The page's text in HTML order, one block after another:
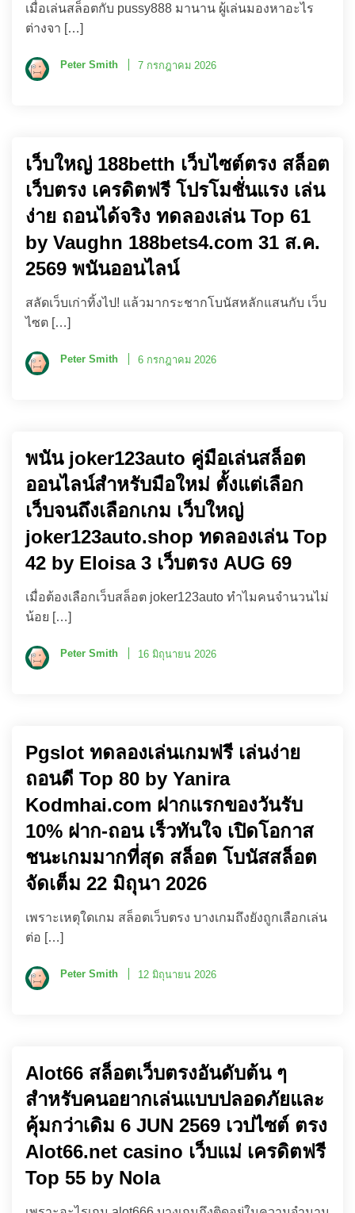
เมื่อเล่นสล็อตกับ pussy888 มานาน ผู้เล่นมองหาอะไร
ต่างจา […]
Peter Smith 7 กรกฎาคม 2026
เว็บใหญ่ 188betth เว็บไซต์ตรง สล็อต
เว็บตรง เครดิตฟรี โปรโมชั่นแรง เล่น
ง่าย ถอนได้จริง ทดลองเล่น Top 61
by Vaughn 188bets4.com 31 ส.ค.
2569 พนันออนไลน์
สลัดเว็บเก่าทิ้งไป! แล้วมากระชากโบนัสหลักแสนกับ เว็บ
ไซต […]
Peter Smith 6 กรกฎาคม 2026
พนัน joker123auto คู่มือเล่นสล็อต
ออนไลน์สำหรับมือใหม่ ตั้งแต่เลือก
เว็บจนถึงเลือกเกม เว็บใหญ่
joker123auto.shop ทดลองเล่น Top
42 by Eloisa 3 เว็บตรง AUG 69
เมื่อต้องเลือกเว็บสล็อต joker123auto ทำไมคนจำนวนไม่
น้อย […]
Peter Smith 16 มิถุนายน 2026
Pgslot ทดลองเล่นเกมฟรี เล่นง่าย
ถอนดี Top 80 by Yanira
Kodmhai.com ฝากแรกของวันรับ
10% ฝาก-ถอน เร็วทันใจ เปิดโอกาส
ชนะเกมมากที่สุด สล็อต โบนัสสล็อต
จัดเต็ม 22 มิถุนา 2026
เพราะเหตุใดเกม สล็อตเว็บตรง บางเกมถึงยังถูกเลือกเล่น
ต่อ […]
Peter Smith 12 มิถุนายน 2026
Alot66 สล็อตเว็บตรงอันดับต้น ๆ
สำหรับคนอยากเล่นแบบปลอดภัยและ
คุ้มกว่าเดิม 6 JUN 2569 เวปไซต์ ตรง
Alot66.net casino เว็บแม่ เครดิตฟรี
Top 55 by Nola